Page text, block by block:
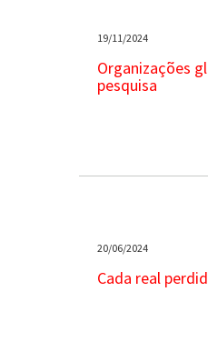
19/11/2024
Organizações
pesquisa
20/06/2024
Cada real